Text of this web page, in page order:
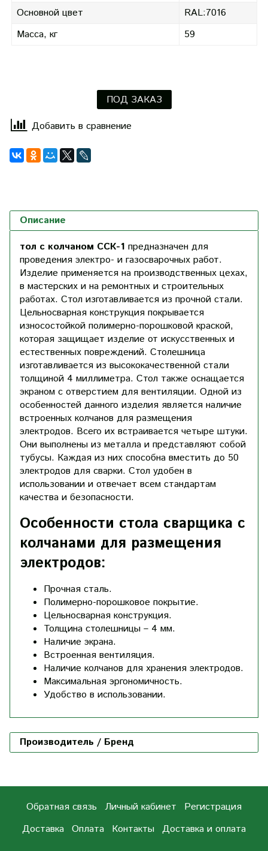
Основной цвет
RAL:7016
Масса, кг
59
ПОД ЗАКАЗ
Добавить в сравнение
Описание
тол с колчаном ССК-1 предназначен для
проведения электро- и газосварочных работ.
Изделие применяется на производственных цехах,
в мастерских и на ремонтных и строительных
работах. Стол изготавливается из прочной стали.
Цельносварная конструкция покрывается
износостойкой полимерно-порошковой краской,
которая защищает изделие от искусственных и
естественных повреждений. Столешница
изготавливается из высококачественной стали
толщиной 4 миллиметра. Стол также оснащается
экраном с отверстием для вентиляции. Одной из
особенностей данного изделия является наличие
встроенных колчанов для размещения
электродов. Всего их встраивается четыре штуки.
Они выполнены из металла и представляют собой
тубусы. Каждая из них способна вместить до 50
электродов для сварки. Стол удобен в
использовании и отвечает всем стандартам
качества и безопасности.
Особенности стола сварщика с
колчанами для размещения
электродов:
Прочная сталь.
Полимерно-порошковое покрытие.
Цельносварная конструкция.
Толщина столешницы – 4 мм.
Наличие экрана.
Встроенная вентиляция.
Наличие колчанов для хранения электродов.
Максимальная эргономичность.
Удобство в использовании.
Производитель / Бренд
Обратная связь Личный кабинет
Регистрация
Доставка Оплата Контакты Доставка и оплата